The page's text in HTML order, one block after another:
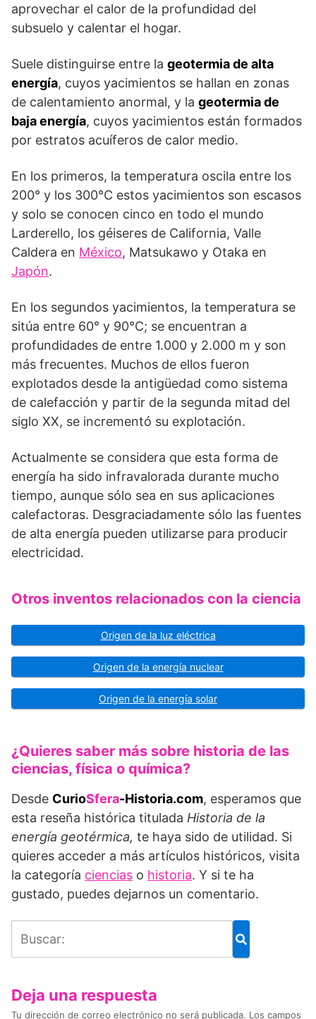
aprovechar el calor de la profundidad del
subsuelo y calentar el hogar.
Suele distinguirse entre la geotermia de alta
energía, cuyos yacimientos se hallan en zonas
de calentamiento anormal, y la geotermia de
baja energía, cuyos yacimientos están formados
por estratos acuíferos de calor medio.
En los primeros, la temperatura oscila entre los
200° y los 300°C estos yacimientos son escasos
y solo se conocen cinco en todo el mundo
Larderello, los géiseres de California, Valle
Caldera en México, Matsukawo y Otaka en
Japón.
En los segundos yacimientos, la temperatura se
sitúa entre 60° y 90°C; se encuentran a
profundidades de entre 1.000 y 2.000 m y son
más frecuentes. Muchos de ellos fueron
explotados desde la antigüedad como sistema
de calefacción y partir de la segunda mitad del
siglo XX, se incrementó su explotación.
Actualmente se considera que esta forma de
energía ha sido infravalorada durante mucho
tiempo, aunque sólo sea en sus aplicaciones
calefactoras. Desgraciadamente sólo las fuentes
de alta energía pueden utilizarse para producir
electricidad.
Otros inventos relacionados con la ciencia
Origen de la luz eléctrica
Origen de la energía nuclear
Origen de la energía solar
¿Quieres saber más sobre historia de las
ciencias, física o química?
Desde CurioSfera-Historia.com, esperamos que
esta reseña histórica titulada Historia de la
energía geotérmica, te haya sido de utilidad. Si
quieres acceder a más artículos históricos, visita
la categoría ciencias o historia. Y si te ha
gustado, puedes dejarnos un comentario.
Deja una respuesta
Tu dirección de correo electrónico no será publicada. Los campos